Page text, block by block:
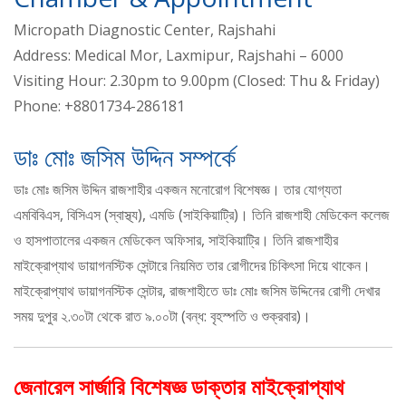
Micropath Diagnostic Center, Rajshahi
Address: Medical Mor, Laxmipur, Rajshahi – 6000
Visiting Hour: 2.30pm to 9.00pm (Closed: Thu & Friday)
Phone: +8801734-286181
ডাঃ মোঃ জসিম উদ্দিন সম্পর্কে
ডাঃ মোঃ জসিম উদ্দিন রাজশাহীর একজন মনোরোগ বিশেষজ্ঞ। তার যোগ্যতা
এমবিবিএস, বিসিএস (স্বাস্থ্য), এমডি (সাইকিয়াট্রি)। তিনি রাজশাহী মেডিকেল কলেজ
ও হাসপাতালের একজন মেডিকেল অফিসার, সাইকিয়াট্রি। তিনি রাজশাহীর
মাইক্রোপ্যাথ ডায়াগনস্টিক সেন্টারে নিয়মিত তার রোগীদের চিকিৎসা দিয়ে থাকেন।
মাইক্রোপ্যাথ ডায়াগনস্টিক সেন্টার, রাজশাহীতে ডাঃ মোঃ জসিম উদ্দিনের রোগী দেখার
সময় দুপুর ২.৩০টা থেকে রাত ৯.০০টা (বন্ধ: বৃহস্পতি ও শুক্রবার)।
জেনারেল সার্জারি বিশেষজ্ঞ ডাক্তার মাইক্রোপ্যাথ